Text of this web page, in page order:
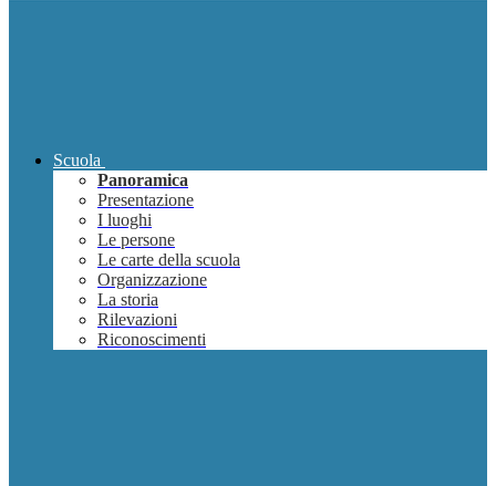
Scuola
Panoramica
Presentazione
I luoghi
Le persone
Le carte della scuola
Organizzazione
La storia
Rilevazioni
Riconoscimenti